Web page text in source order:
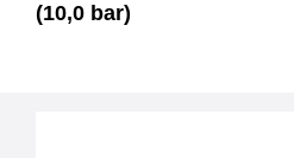
(10,0 bar)